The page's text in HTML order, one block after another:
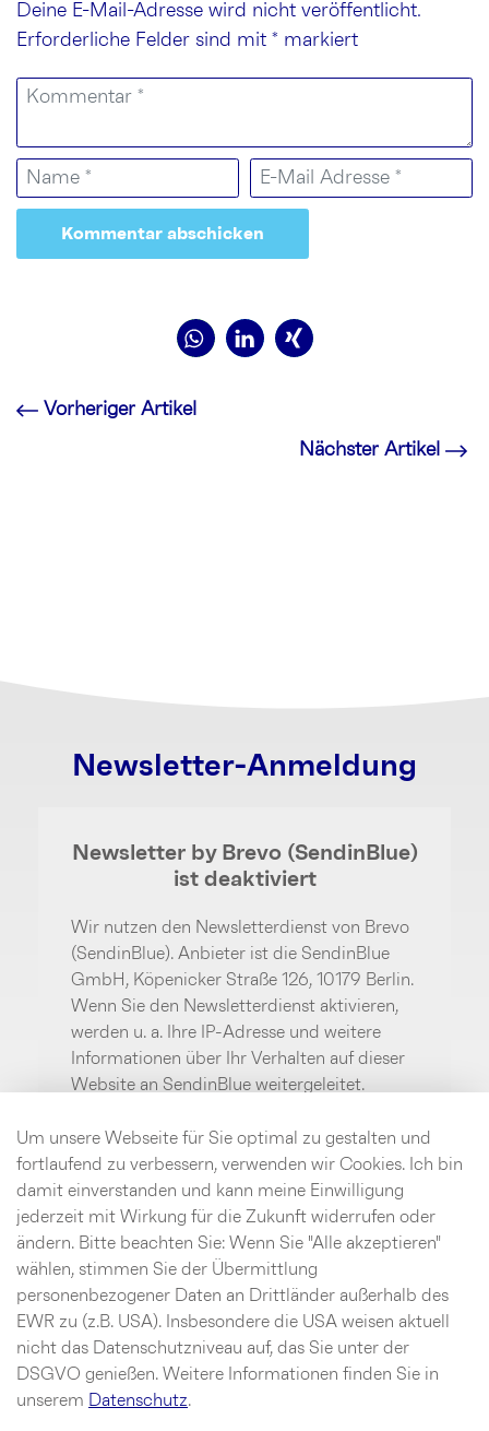
Deine E-Mail-Adresse wird nicht veröffentlicht.
Erforderliche Felder sind mit * markiert
Vorheriger Artikel
Nächster Artikel
Newsletter-Anmeldung
Newsletter by Brevo (SendinBlue)
ist deaktiviert
Wir nutzen den Newsletterdienst von Brevo
(SendinBlue). Anbieter ist die SendinBlue
GmbH, Köpenicker Straße 126, 10179 Berlin.
Wenn Sie den Newsletterdienst aktivieren,
werden u. a. Ihre IP-Adresse und weitere
Informationen über Ihr Verhalten auf dieser
Website an SendinBlue weitergeleitet.
Umständen Cookies in Ihrem Browser oder
setzt vergleichbare
Wiedererkennungstechnologien ein. Weitere
Informationen finden Sie im Bereich
Datenschutz.
Aktivieren
Um unsere Webseite für Sie optimal zu gestalten und
fortlaufend zu verbessern, verwenden wir Cookies. Ich bin
damit einverstanden und kann meine Einwilligung
jederzeit mit Wirkung für die Zukunft widerrufen oder
ändern. Bitte beachten Sie: Wenn Sie "Alle akzeptieren"
wählen, stimmen Sie der Übermittlung
personenbezogener Daten an Drittländer außerhalb des
EWR zu (z.B. USA). Insbesondere die USA weisen aktuell
nicht das Datenschutzniveau auf, das Sie unter der
DSGVO genießen. Weitere Informationen finden Sie in
unserem
Datenschutz.